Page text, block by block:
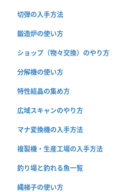
切弾の入手方法
鍛造炉の使い方
ショップ（物々交換）のやり方
分解機の使い方
特性結晶の集め方
広域スキャンのやり方
マナ変換機の入手方法
複製機・生産工場の入手方法
釣り場と釣れる魚一覧
縄梯子の使い方